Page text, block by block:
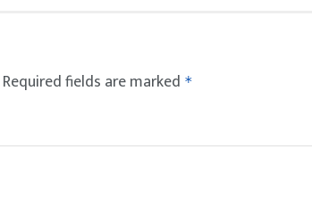
Required fields are marked *